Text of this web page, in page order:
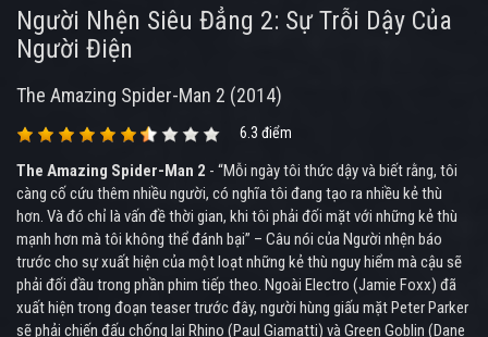
Người Nhện Siêu Đẳng 2: Sự Trỗi Dậy Của
Người Điện
The Amazing Spider-Man 2 (2014)
6.3 điểm
The Amazing Spider-Man 2 - “Mỗi ngày tôi thức dậy và biết rằng, tôi
càng cố cứu thêm nhiều người, có nghĩa tôi đang tạo ra nhiều kẻ thù
hơn. Và đó chỉ là vấn đề thời gian, khi tôi phải đối mặt với những kẻ thù
mạnh hơn mà tôi không thể đánh bại” – Câu nói của Người nhện báo
trước cho sự xuất hiện của một loạt những kẻ thù nguy hiểm mà cậu sẽ
phải đối đầu trong phần phim tiếp theo. Ngoài Electro (Jamie Foxx) đã
xuất hiện trong đoạn teaser trước đây, người hùng giấu mặt Peter Parker
sẽ phải chiến đấu chống lại Rhino (Paul Giamatti) và Green Goblin (Dane